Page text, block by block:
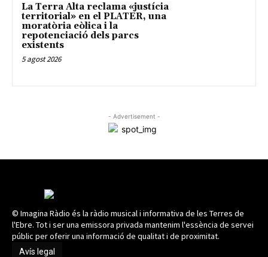
La Terra Alta reclama «justícia
territorial» en el PLATER, una
moratòria eòlica i la
repotenciació dels parcs
existents
5 agost 2026
- Advertisement -
© Imagina Ràdio és la ràdio musical i informativa de les Terres de
l'Ebre. Tot i ser una emissora privada mantenim l'essència de servei
públic per oferir una informació de qualitat i de proximitat.
Avís legal